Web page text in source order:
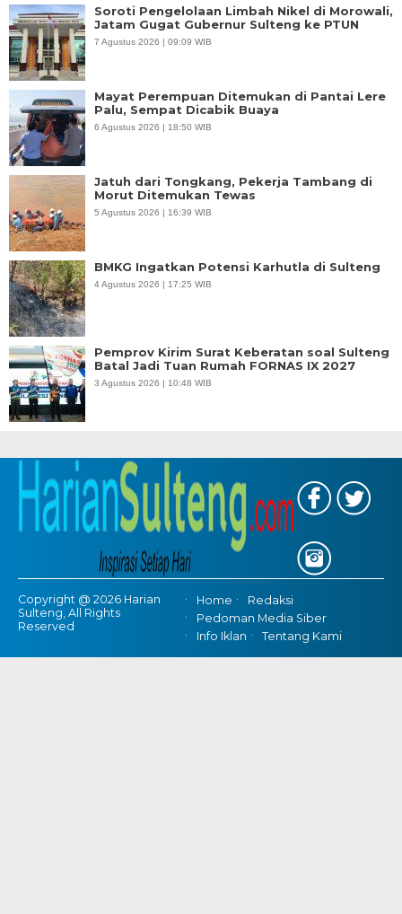
Soroti Pengelolaan Limbah Nikel di Morowali,
Jatam Gugat Gubernur Sulteng ke PTUN
7 Agustus 2026 | 09:09 WIB
Mayat Perempuan Ditemukan di Pantai Lere
Palu, Sempat Dicabik Buaya
6 Agustus 2026 | 18:50 WIB
Jatuh dari Tongkang, Pekerja Tambang di
Morut Ditemukan Tewas
5 Agustus 2026 | 16:39 WIB
BMKG Ingatkan Potensi Karhutla di Sulteng
4 Agustus 2026 | 17:25 WIB
Pemprov Kirim Surat Keberatan soal Sulteng
Batal Jadi Tuan Rumah FORNAS IX 2027
3 Agustus 2026 | 10:48 WIB
Copyright @ 2026 Harian
Sulteng, All Rights
Reserved
Home
Redaksi
Pedoman Media Siber
Info Iklan
Tentang Kami